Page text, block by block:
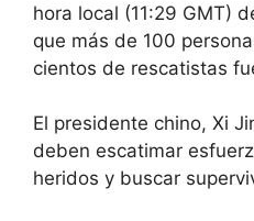
hora local (11:29 GMT)
que más de 100
cientos de rescatistas
El presidente chino, Xi
deben escatimar
heridos y buscar